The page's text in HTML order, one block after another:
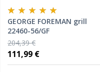
GEORGE FOREMAN grill
22460-56/GF
INDOOR/OUTDOOR
204,39 €
111,99 €